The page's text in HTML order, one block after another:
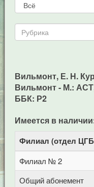
Вильмонт, Е. Н.
Вильмонт - М.:
ББК: Р2
Имеется в
Филиал (отдел
Филиал № 2
Общий абонемент